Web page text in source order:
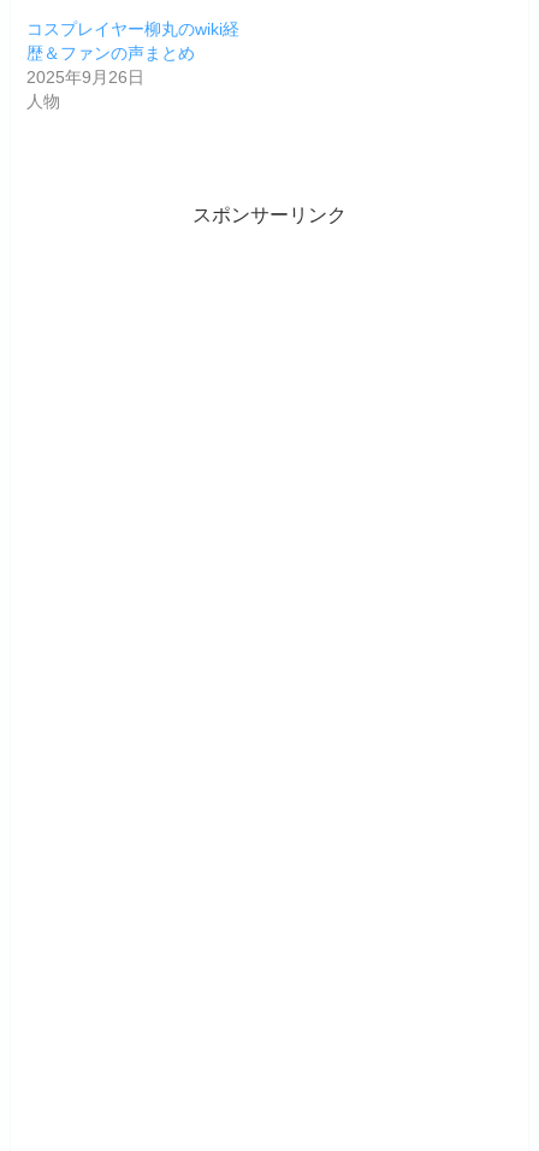
コスプレイヤー柳丸のwiki経
歴＆ファンの声まとめ
2025年9月26日
人物
スポンサーリンク